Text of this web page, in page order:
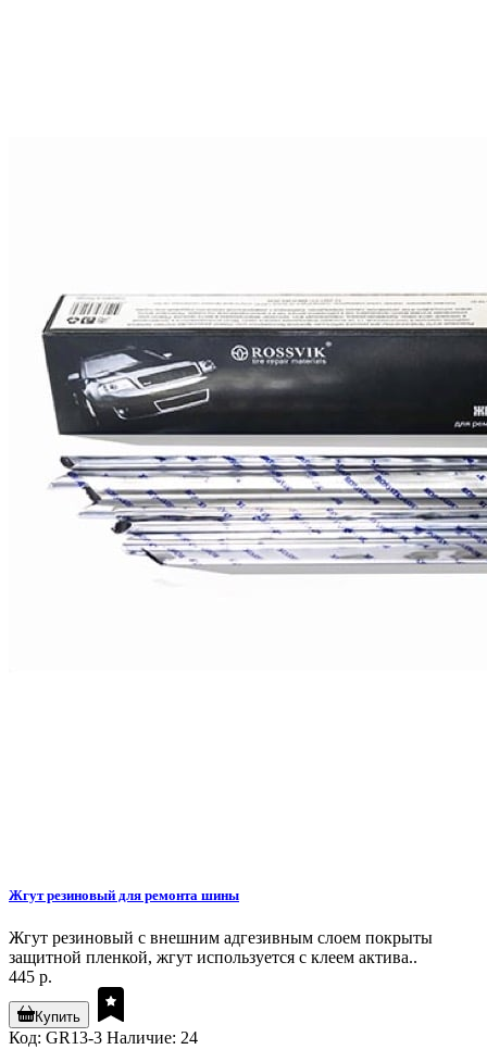
Жгут резиновый для ремонта шины
Жгут резиновый с внешним адгезивным слоем покрыты
защитной пленкой, жгут используется с клеем актива..
445 р.
Купить
Код: GR13-3 Наличие: 24